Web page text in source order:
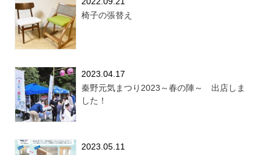
椅子の張替え
2023.04.17
秦野元気まつり2023～春の陣～ 出店しま
した！
2023.05.11